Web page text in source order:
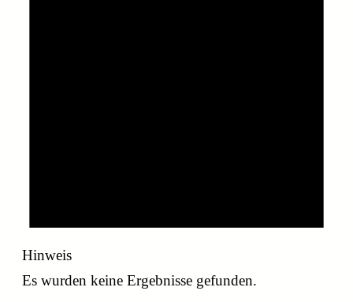
Hinweis
Es wurden keine Ergebnisse gefunden.